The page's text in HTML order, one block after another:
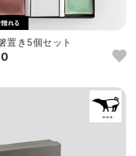
置き5個セット